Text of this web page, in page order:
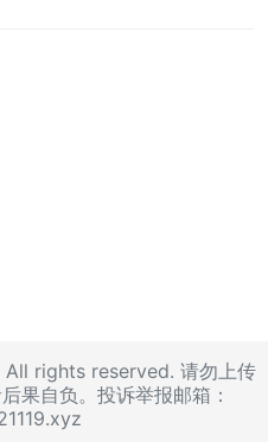
rights reserved. 请勿上传
果自负。投诉举报邮箱：